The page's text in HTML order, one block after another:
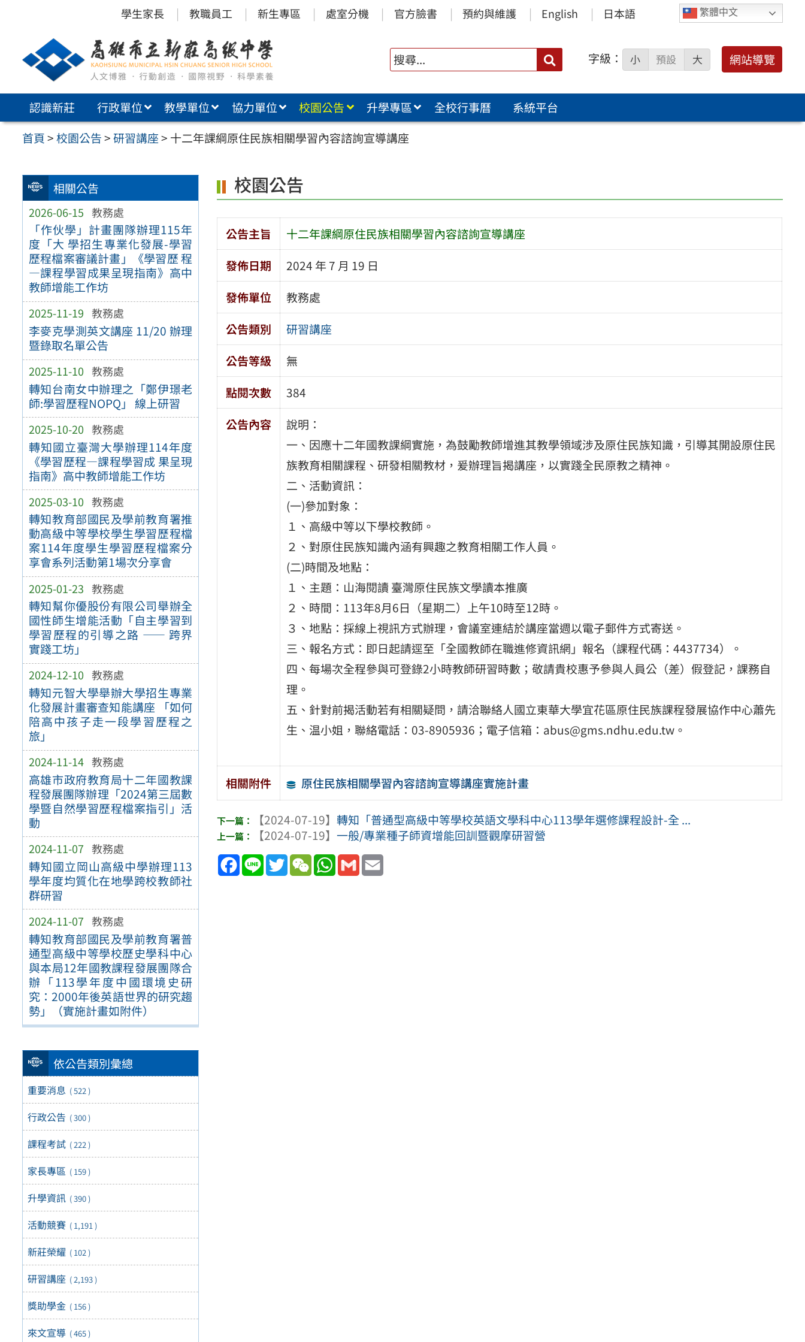
內
繁體中文
學生家長 教職員工 新生專區 處室分機 官方臉書 預約與維護 English 日本語
搜
尋：
字級： 小 預設 大 網站導覽
認識新莊 行政單位 教學單位 協力單位 校園公告 升學專區 全校行事曆
系統平台
首頁>校園公告>研習講座> 十二年課綱原住民族相關學習內容諮詢宣導講座
相關公告
2026-06-15 教務處
「作伙學」計畫團隊辦理115年
度「大 學招生專業化發展-學習
歷程檔案審議計畫」《學習歷 程
—課程學習成果呈現指南》高中
教師增能工作坊
2025-11-19 教務處
李麥克學測英文講座 11/20 辦理
暨錄取名單公告
2025-11-10 教務處
轉知台南女中辦理之「鄭伊璟老
師:學習歷程NOPQ」 線上研習
2025-10-20 教務處
轉知國立臺灣大學辦理114年度
《學習歷程—課程學習成 果呈現
指南》高中教師增能工作坊
2025-03-10 教務處
轉知教育部國民及學前教育署推
動高級中等學校學生學習歷程檔
案114年度學生學習歷程檔案分
享會系列活動第1場次分享會
2025-01-23 教務處
轉知幫你優股份有限公司舉辦全
國性師生增能活動「自主學習到
學習歷程的引導之路 —— 跨界
實踐工坊」
2024-12-10 教務處
轉知元智大學舉辦大學招生專業
化發展計畫審查知能講座 「如何
陪高中孩子走一段學習歷程之
旅」
2024-11-14 教務處
高雄市政府教育局十二年國教課
程發展團隊辦理「2024第三屆數
學暨自然學習歷程檔案指引」活
動
2024-11-07 教務處
轉知國立岡山高級中學辦理113
學年度均質化在地學跨校教師社
群研習
2024-11-07 教務處
轉知教育部國民及學前教育署普
通型高級中等學校歷史學科中心
與本局12年國教課程發展團隊合
辦「113學年度中國環境史研
究：2000年後英語世界的研究趨
勢」（實施計畫如附件）
依公告類別彙總
重要消息 ( 522 )
行政公告 ( 300 )
課程考試 ( 222 )
家長專區 ( 159 )
升學資訊 ( 390 )
活動競賽 ( 1,191 )
新莊榮耀 ( 102 )
研習講座 ( 2,193 )
獎助學金 ( 156 )
來文宣導 ( 465 )
校園公告
公告主旨
十二年課綱原住民族相關學習內容諮詢宣導講座
發佈日期
2024 年 7 月 19 日
發佈單位
教務處
公告類別
研習講座
公告等級
無
點閱次數
384
公告內容
說明：
一、因應十二年國教課綱實施，為鼓勵教師增進其教學領域涉及原住民族知識，引導其開設原住民
族教育相關課程、研發相關教材，爰辦理旨揭講座，以實踐全民原教之精神。
二、活動資訊：
(一)參加對象：
１、高級中等以下學校教師。
２、對原住民族知識內涵有興趣之教育相關工作人員。
(二)時間及地點：
１、主題：山海閱讀 臺灣原住民族文學讀本推廣
２、時間：113年8月6日（星期二）上午10時至12時。
３、地點：採線上視訊方式辦理，會議室連結於講座當週以電子郵件方式寄送。
三、報名方式：即日起請逕至「全國教師在職進修資訊網」報名（課程代碼：4437734）。
四、每場次全程參與可登錄2小時教師研習時數；敬請貴校惠予參與人員公（差）假登記，課務自
理。
五、針對前揭活動若有相關疑問，請洽聯絡人國立東華大學宜花區原住民族課程發展協作中心蕭先
生、温小姐，聯絡電話：03-8905936；電子信箱：abus@gms.ndhu.edu.tw。
相關附件 原住民族相關學習內容諮詢宣導講座實施計畫
【2024-07-19】轉知「普通型高級中等學校英語文學科中心113學年選修課程設計-全 ...
【2024-07-19】一般/專業種子師資增能回訓暨觀摩研習營
Facebook
Line TwitterWeChatWhatsApp
Gmail